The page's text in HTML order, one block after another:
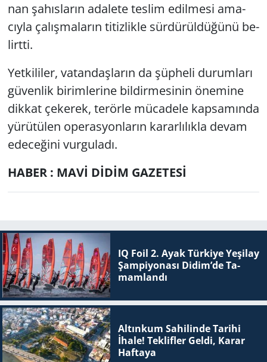
nan şa­hıs­la­rın ada­le­te tes­lim edil­me­si ama­
cıy­la ça­lış­ma­la­rın ti­tiz­lik­le sür­dü­rül­dü­ğü­nü be­
lirt­ti.
Yet­ki­li­ler, va­tan­daş­la­rın da şüp­he­li du­rum­la­rı
gü­ven­lik bi­rim­le­ri­ne bil­dir­me­si­nin öne­mi­ne
dik­kat çe­ke­rek, te­rör­le mü­ca­de­le kap­sa­mın­da
yü­rü­tü­len ope­ras­yon­la­rın ka­rar­lı­lık­la devam
ede­ce­ği­ni vur­gu­la­dı.
HABER : MAVİ DİDİM GAZETESİ
IQ Foil 2. Ayak Tür­ki­ye Ye­şi­lay
Şam­pi­yo­na­sı Didim’de Ta­
mam­lan­dı
Altınkum Sahilinde Tarihi
İhale! Teklifler Geldi, Karar
Haftaya